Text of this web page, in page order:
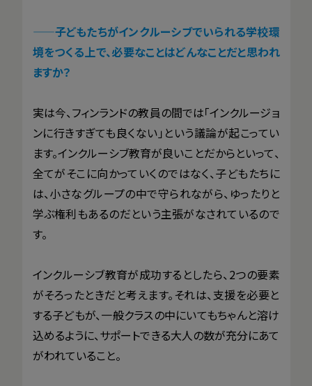
——子どもたちがインクルーシブでいられる学校環
境をつくる上で、必要なことはどんなことだと思われ
ますか？
実は今、フィンランドの教員の間では「インクルージョ
ンに行きすぎても良くない」という議論が起こってい
ます。インクルーシブ教育が良いことだからといって、
全てがそこに向かっていくのではなく、子どもたちに
は、小さなグループの中で守られながら、ゆったりと
学ぶ権利もあるのだという主張がなされているので
す。
インクルーシブ教育が成功するとしたら、2つの要素
がそろったときだと考えます。それは、支援を必要と
する子どもが、一般クラスの中にいてもちゃんと溶け
込めるように、サポートできる大人の数が充分にあて
がわれていること。